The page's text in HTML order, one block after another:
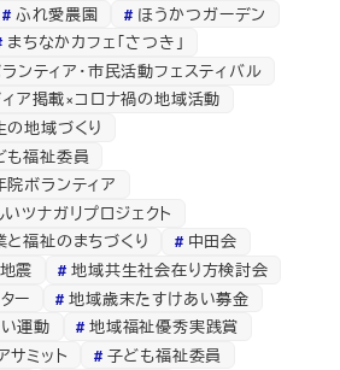
ふれ愛農園
ほうかつガーデン
まちなかカフェ「さつき」
ンティア・市民活動フェスティバル
ア掲載×コロナ禍の地域活動
地域づくり
も福祉委員
ボランティア
ツナガリプロジェクト
福祉のまちづくり
中田会
震
地域共生社会在り方検討会
ー
地域歳末たすけあい募金
運動
地域福祉優秀実践賞
サミット
子ども福祉委員